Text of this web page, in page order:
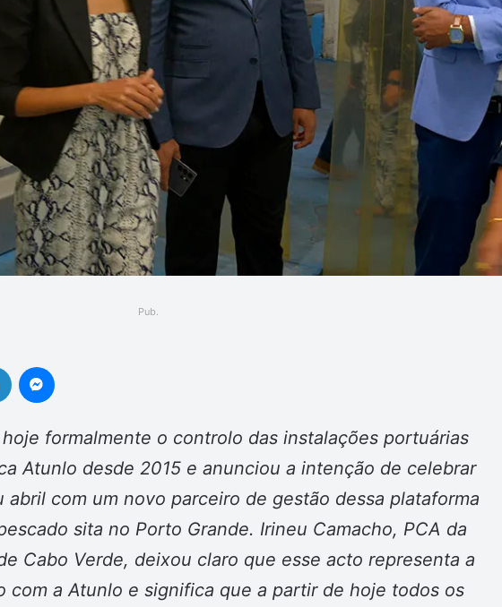
Pub.
Linkedin
formalmente o controlo das instalações portuárias
Atunlo desde 2015 e anunciou a intenção de celebrar
abril com um novo parceiro de gestão dessa plataforma
sita no Porto Grande. Irineu Camacho, PCA da
Cabo Verde, deixou claro que esse acto representa a
com a Atunlo e significa que a partir de hoje todos os